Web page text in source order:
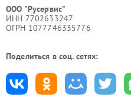
ООО "Русервис"
ИНН 7702633247
ОГРН 1077746335776
Поделиться в соц. сетях: